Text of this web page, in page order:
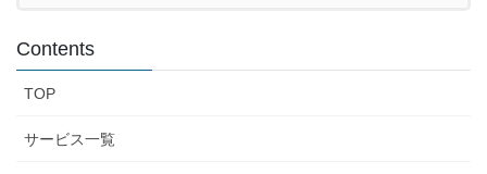
Contents
TOP
サービス一覧